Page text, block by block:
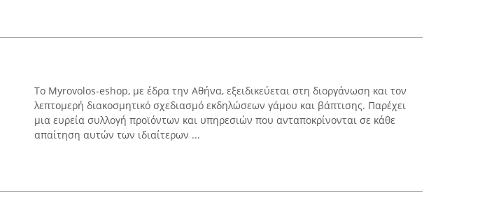
Το Myrovolos-eshop, με έδρα την Αθήνα, εξειδικεύεται στη διοργάνωση και τον
λεπτομερή διακοσμητικό σχεδιασμό εκδηλώσεων γάμου και βάπτισης. Παρέχει
μια ευρεία συλλογή προϊόντων και υπηρεσιών που ανταποκρίνονται σε κάθε
απαίτηση αυτών των ιδιαίτερων ...